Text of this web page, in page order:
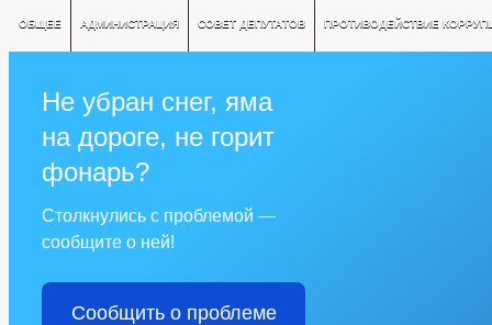
ОБЩЕЕ АДМИНИСТРАЦИЯ СОВЕТ ДЕПУТАТОВ ПРОТИВОДЕЙСТВИЕ
Не убран снег, яма
на дороге, не горит
фонарь?
Столкнулись с проблемой —
сообщите о ней!
Сообщить о проблеме